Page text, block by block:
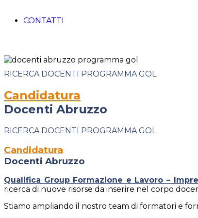
CONTATTI
RICERCA DOCENTI PROGRAMMA GOL
Candidatura
Docenti Abruzzo
RICERCA DOCENTI PROGRAMMA GOL
Candidatura
Docenti Abruzzo
Qualifica Group Formazione e Lavoro –
ricerca di nuove risorse da inserire nel corpo
Stiamo ampliando il nostro team di formatori e